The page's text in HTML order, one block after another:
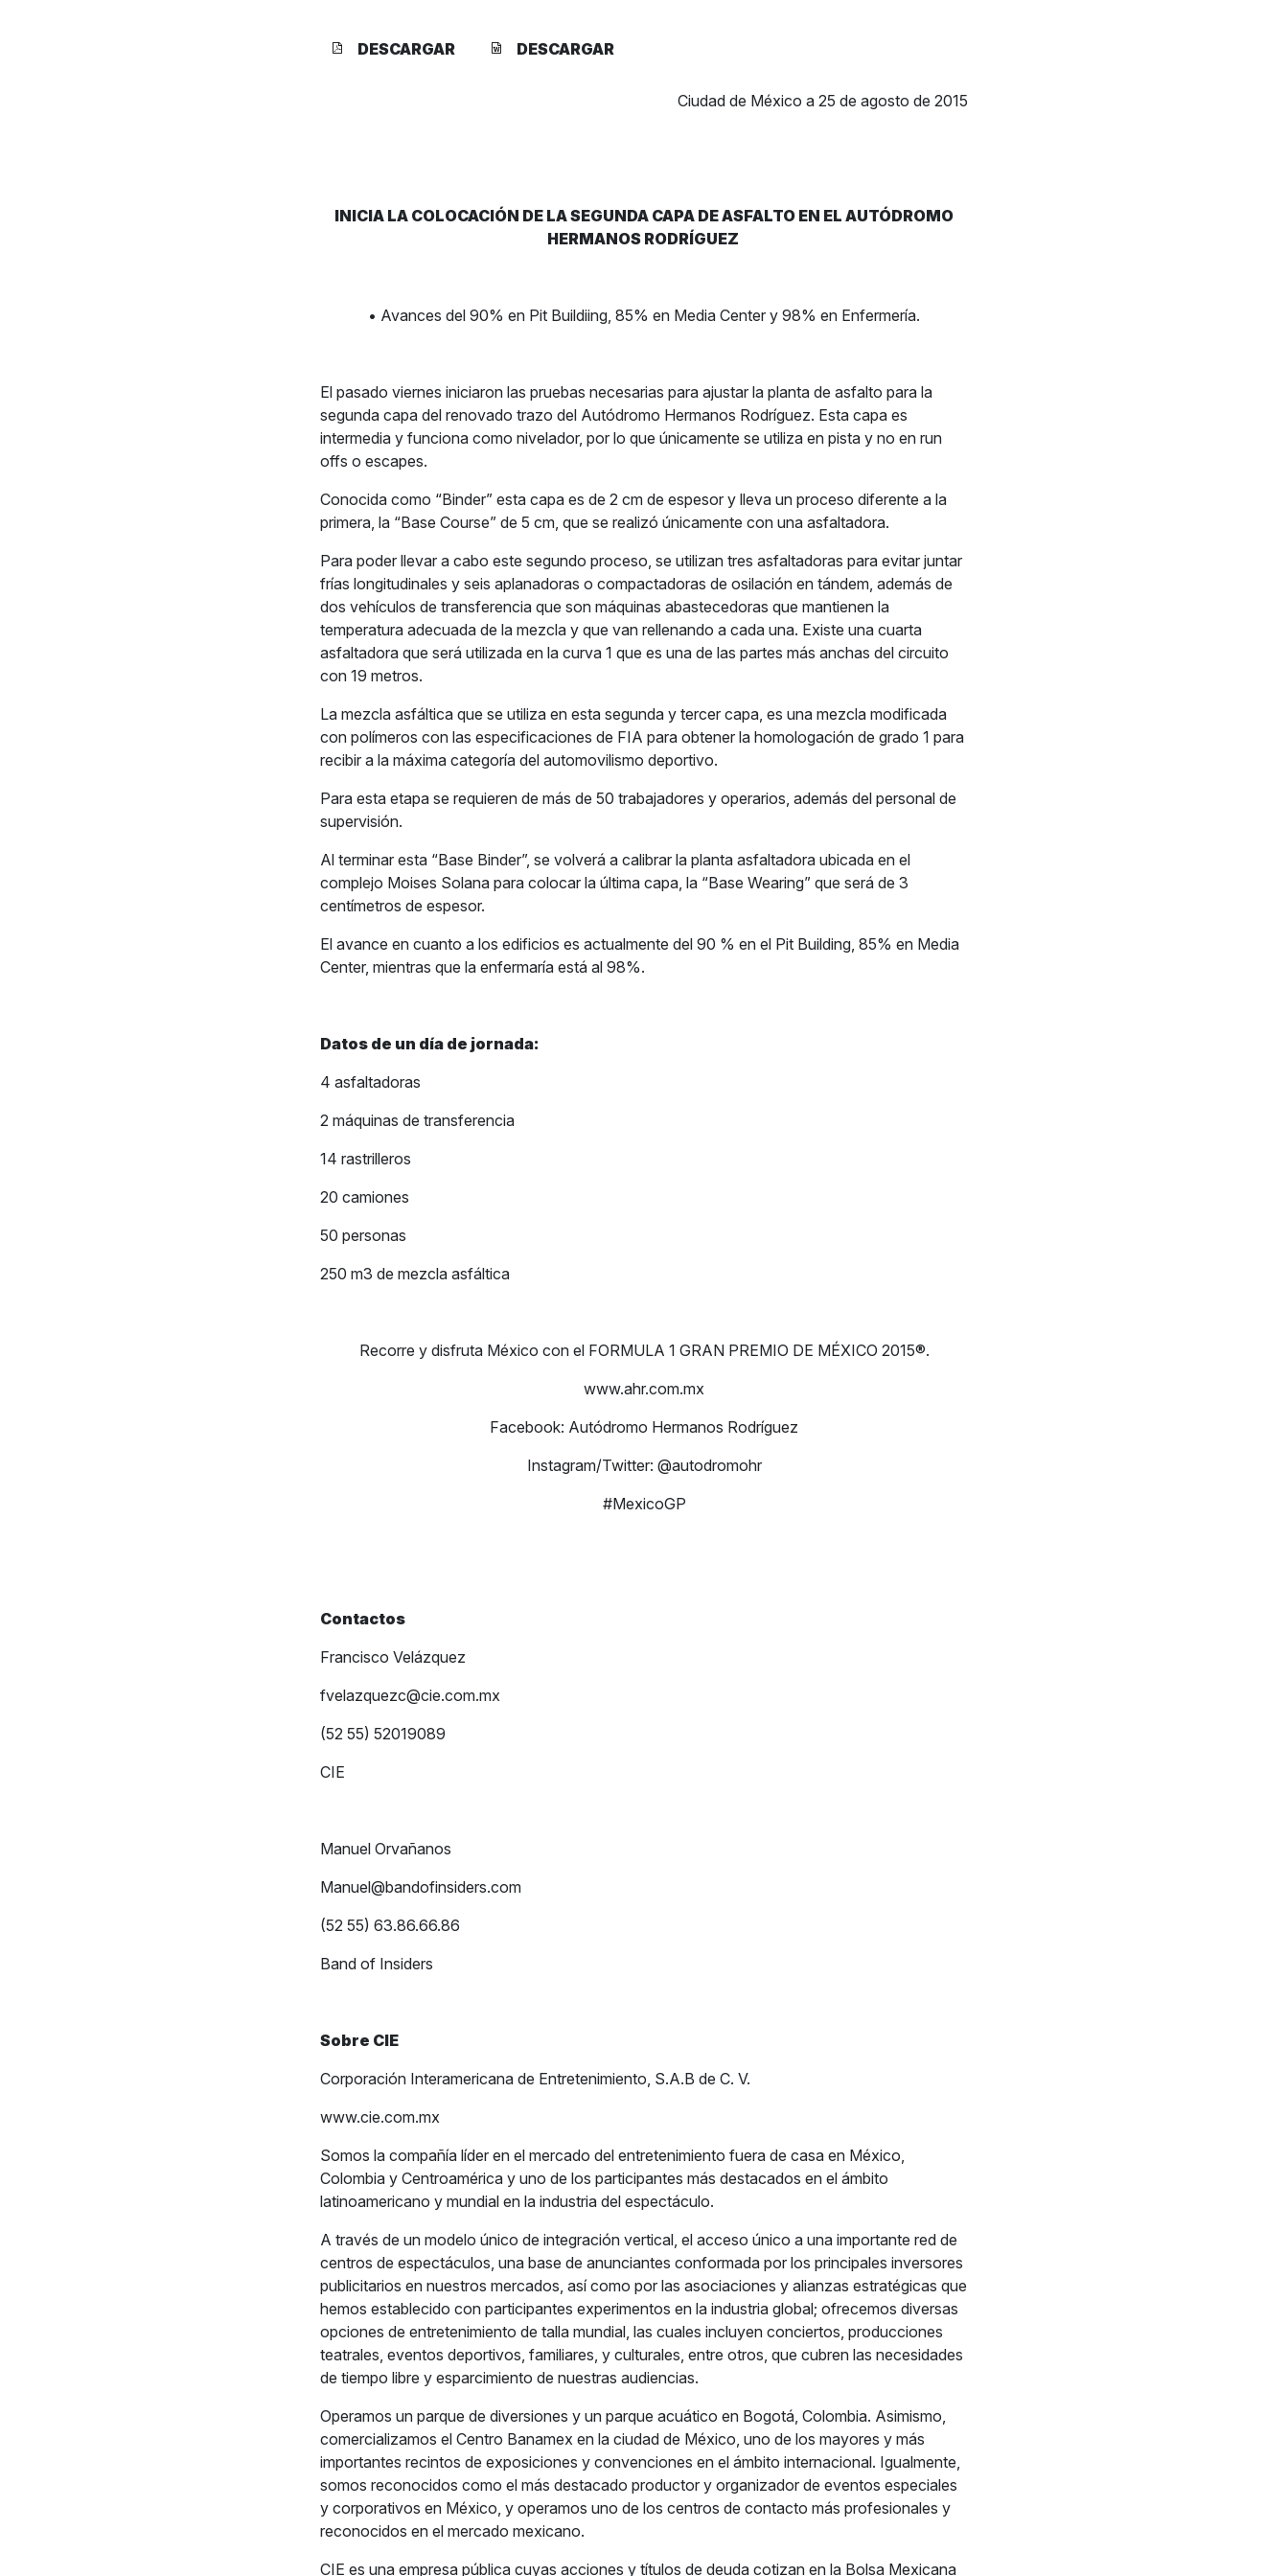
DESCARGAR DESCARGAR
Ciudad de México a 25 de agosto de 2015
INICIA LA COLOCACIÓN DE LA SEGUNDA CAPA DE ASFALTO EN EL AUTÓDROMO
HERMANOS RODRÍGUEZ
• Avances del 90% en Pit Buildiing, 85% en Media Center y 98% en Enfermería.
El pasado viernes iniciaron las pruebas necesarias para ajustar la planta de asfalto para la
segunda capa del renovado trazo del Autódromo Hermanos Rodríguez. Esta capa es
intermedia y funciona como nivelador, por lo que únicamente se utiliza en pista y no en run
offs o escapes.
Conocida como “Binder” esta capa es de 2 cm de espesor y lleva un proceso diferente a la
primera, la “Base Course” de 5 cm, que se realizó únicamente con una asfaltadora.
Para poder llevar a cabo este segundo proceso, se utilizan tres asfaltadoras para evitar juntar
frías longitudinales y seis aplanadoras o compactadoras de osilación en tándem, además de
dos vehículos de transferencia que son máquinas abastecedoras que mantienen la
temperatura adecuada de la mezcla y que van rellenando a cada una. Existe una cuarta
asfaltadora que será utilizada en la curva 1 que es una de las partes más anchas del circuito
con 19 metros.
La mezcla asfáltica que se utiliza en esta segunda y tercer capa, es una mezcla modificada
con polímeros con las especificaciones de FIA para obtener la homologación de grado 1 para
recibir a la máxima categoría del automovilismo deportivo.
Para esta etapa se requieren de más de 50 trabajadores y operarios, además del personal de
supervisión.
Al terminar esta “Base Binder”, se volverá a calibrar la planta asfaltadora ubicada en el
complejo Moises Solana para colocar la última capa, la “Base Wearing” que será de 3
centímetros de espesor.
El avance en cuanto a los edificios es actualmente del 90 % en el Pit Building, 85% en Media
Center, mientras que la enfermaría está al 98%.
Datos de un día de jornada:
4 asfaltadoras
2 máquinas de transferencia
14 rastrilleros
20 camiones
50 personas
250 m3 de mezcla asfáltica
Recorre y disfruta México con el FORMULA 1 GRAN PREMIO DE MÉXICO 2015®.
www.ahr.com.mx
Facebook: Autódromo Hermanos Rodríguez
Instagram/Twitter: @autodromohr
#MexicoGP
Contactos
Francisco Velázquez
fvelazquezc@cie.com.mx
(52 55) 52019089
CIE
Manuel Orvañanos
Manuel@bandofinsiders.com
(52 55) 63.86.66.86
Band of Insiders
Sobre CIE
Corporación Interamericana de Entretenimiento, S.A.B de C. V.
www.cie.com.mx
Somos la compañía líder en el mercado del entretenimiento fuera de casa en México,
Colombia y Centroamérica y uno de los participantes más destacados en el ámbito
latinoamericano y mundial en la industria del espectáculo.
A través de un modelo único de integración vertical, el acceso único a una importante red de
centros de espectáculos, una base de anunciantes conformada por los principales inversores
publicitarios en nuestros mercados, así como por las asociaciones y alianzas estratégicas que
hemos establecido con participantes experimentos en la industria global; ofrecemos diversas
opciones de entretenimiento de talla mundial, las cuales incluyen conciertos, producciones
teatrales, eventos deportivos, familiares, y culturales, entre otros, que cubren las necesidades
de tiempo libre y esparcimiento de nuestras audiencias.
Operamos un parque de diversiones y un parque acuático en Bogotá, Colombia. Asimismo,
comercializamos el Centro Banamex en la ciudad de México, uno de los mayores y más
importantes recintos de exposiciones y convenciones en el ámbito internacional. Igualmente,
somos reconocidos como el más destacado productor y organizador de eventos especiales
y corporativos en México, y operamos uno de los centros de contacto más profesionales y
reconocidos en el mercado mexicano.
CIE es una empresa pública cuyas acciones y títulos de deuda cotizan en la Bolsa Mexicana